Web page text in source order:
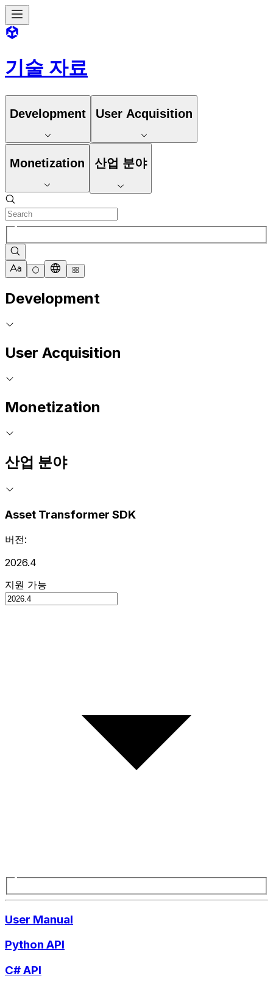
기술 자료
Development User Acquisition
Monetization 산업 분야
Development
User Acquisition
Monetization
산업 분야
Asset Transformer SDK
버전:
2026.4
지원 가능
User Manual
Python API
C# API